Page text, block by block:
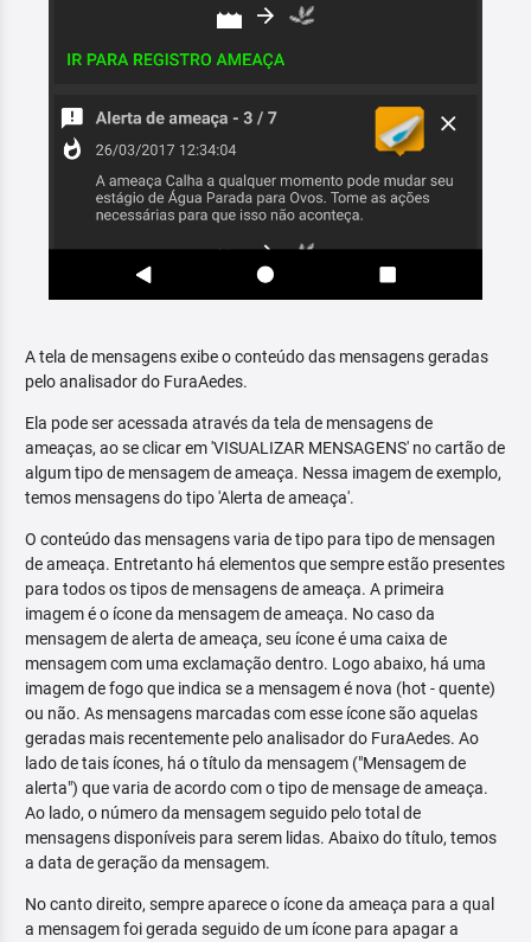
A tela de mensagens exibe o conteúdo das mensagens geradas
pelo analisador do FuraAedes.
Ela pode ser acessada através da tela de mensagens de
ameaças, ao se clicar em 'VISUALIZAR MENSAGENS' no cartão de
algum tipo de mensagem de ameaça. Nessa imagem de exemplo,
temos mensagens do tipo 'Alerta de ameaça'.
O conteúdo das mensagens varia de tipo para tipo de mensagen
de ameaça. Entretanto há elementos que sempre estão presentes
para todos os tipos de mensagens de ameaça. A primeira
imagem é o ícone da mensagem de ameaça. No caso da
mensagem de alerta de ameaça, seu ícone é uma caixa de
mensagem com uma exclamação dentro. Logo abaixo, há uma
imagem de fogo que indica se a mensagem é nova (hot - quente)
ou não. As mensagens marcadas com esse ícone são aquelas
geradas mais recentemente pelo analisador do FuraAedes. Ao
lado de tais ícones, há o título da mensagem ("Mensagem de
alerta") que varia de acordo com o tipo de mensage de ameaça.
Ao lado, o número da mensagem seguido pelo total de
mensagens disponíveis para serem lidas. Abaixo do título, temos
a data de geração da mensagem.
No canto direito, sempre aparece o ícone da ameaça para a qual
a mensagem foi gerada seguido de um ícone para apagar a